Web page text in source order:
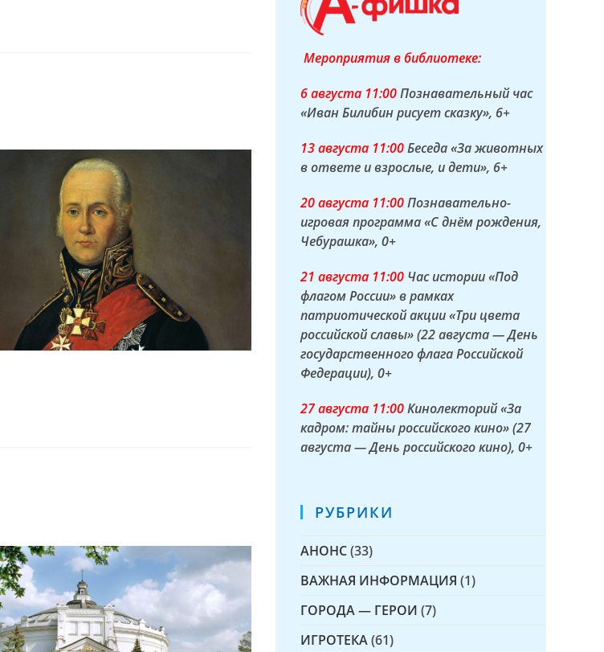
Мероприятия в библиотеке:
6 августа 11:00Познавательный час
«Иван Билибин рисует сказку», 6+
13 августа 11:00Беседа «За животных
в ответе и взрослые, и дети», 6+
20 августа 11:00Познавательно-
игровая программа «С днём рождения,
Чебурашка», 0+
21 августа 11:00 Час истории «Под
флагом России» в рамках
патриотической акции «Три цвета
российской славы» (22 августа — День
государственного флага Российской
Федерации), 0+
27 августа 11:00Кинолекторий «За
кадром: тайны российского кино» (27
августа — День российского кино), 0+
РУБРИКИ
АНОНС(33)
ВАЖНАЯ ИНФОРМАЦИЯ (1)
ГОРОДА — ГЕРОИ (7)
ИГРОТЕКА(61)